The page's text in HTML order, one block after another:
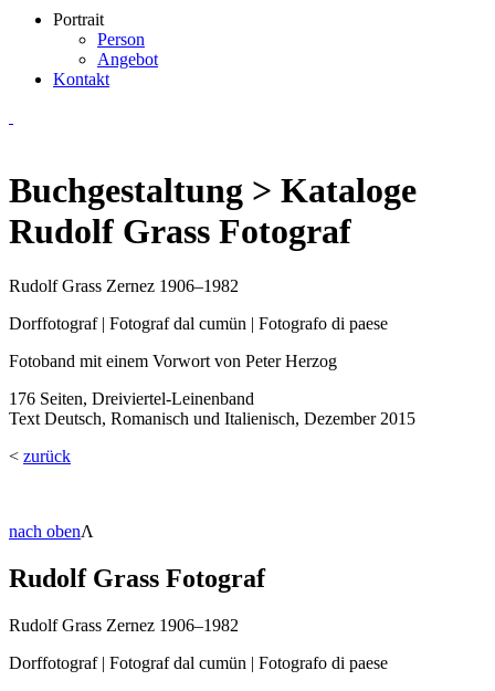
Portrait
Person
Angebot
Kontakt
Buchgestaltung > Kataloge
Rudolf Grass Fotograf
Rudolf Grass Zernez 1906–1982
Dorffotograf | Fotograf dal cumün | Fotografo di paese
Fotoband mit einem Vorwort von Peter Herzog
176 Seiten, Dreiviertel-Leinenband
Text Deutsch, Romanisch und Italienisch, Dezember 2015
< zurück
nach obenΛ
Rudolf Grass Fotograf
Rudolf Grass Zernez 1906–1982
Dorffotograf | Fotograf dal cumün | Fotografo di paese